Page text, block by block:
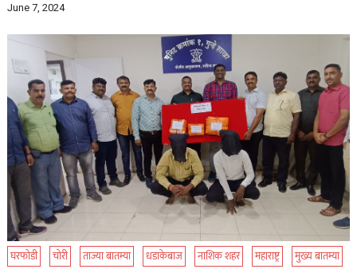
June 7, 2024
घरफोडी चोरी ताज्या बातम्या धडाकेबाज नाशिक शहर महाराष्ट्र मुख्य बातम्या